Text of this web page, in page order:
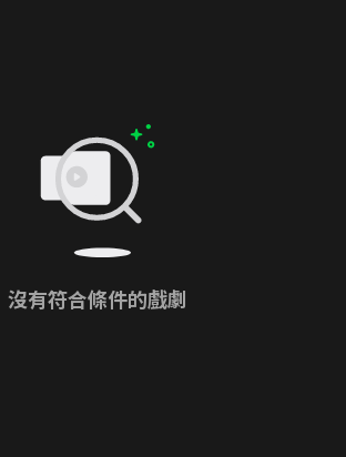
沒有符合條件的戲劇